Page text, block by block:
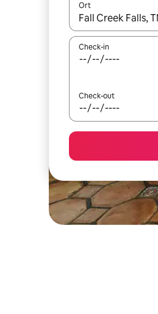
Ort
Wenn Ergebnisse
Check-in
Check-out